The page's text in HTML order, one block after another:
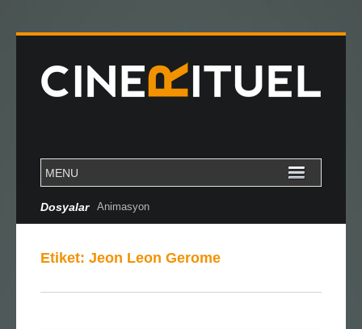
Dosyalar Animasyon
Etiket: Jeon Leon Gerome